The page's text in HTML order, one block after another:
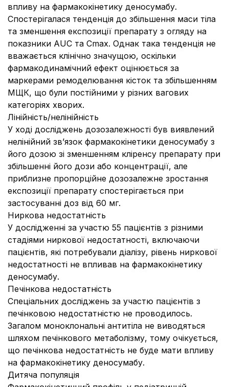
впливу на фармакокінетику деносумабу.
Спостерігалася тенденція до збільшення маси тіла
та зменшення експозиції препарату з огляду на
показники AUC та Cmax. Однак така тенденція не
вважається клінічно значущою, оскільки
фармакодинамічний ефект оцінюється за
маркерами ремоделювання кісток та збільшенням
МЩК, що були постійними у різних вагових
категоріях хворих.
Лінійність/нелінійність
У ході досліджень дозозалежності був виявлений
нелінійний зв’язок фармакокінетики деносумабу з
його дозою зі зменшенням кліренсу препарату при
збільшенні його дози або концентрації, але
приблизне пропорційне дозозалежне зростання
експозиції препарату спостерігається при
застосуванні доз від 60 мг.
Ниркова недостатність
У дослідженні за участю 55 пацієнтів з різними
стадіями ниркової недостатності, включаючи
пацієнтів, які потребували діалізу, рівень ниркової
недостатності не впливав на фармакокінетику
деносумабу.
Печінкова недостатність
Спеціальних досліджень за участю пацієнтів з
печінковою недостатністю не проводилось.
Загалом моноклональні антитіла не виводяться
шляхом печінкового метаболізму, тому очікується,
що печінкова недостатність не буде мати впливу
на фармакокінетику деносумабу.
Дитяча популяція